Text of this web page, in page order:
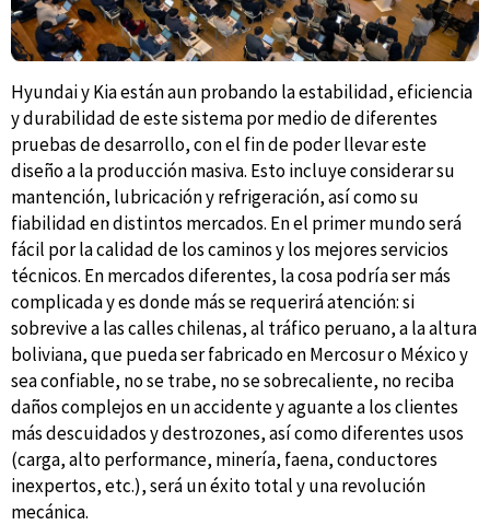
Hyundai y Kia están aun probando la estabilidad, eficiencia
y durabilidad de este sistema por medio de diferentes
pruebas de desarrollo, con el fin de poder llevar este
diseño a la producción masiva. Esto incluye considerar su
mantención, lubricación y refrigeración, así como su
fiabilidad en distintos mercados. En el primer mundo será
fácil por la calidad de los caminos y los mejores servicios
técnicos. En mercados diferentes, la cosa podría ser más
complicada y es donde más se requerirá atención: si
sobrevive a las calles chilenas, al tráfico peruano, a la altura
boliviana, que pueda ser fabricado en Mercosur o México y
sea confiable, no se trabe, no se sobrecaliente, no reciba
daños complejos en un accidente y aguante a los clientes
más descuidados y destrozones, así como diferentes usos
(carga, alto performance, minería, faena, conductores
inexpertos, etc.), será un éxito total y una revolución
mecánica.